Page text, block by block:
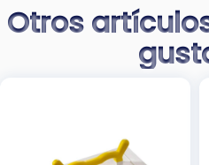
Otros